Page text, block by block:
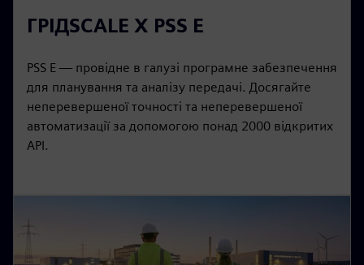
ГРІДSCALE X PSS E
PSS E — провідне в галузі програмне забезпечення
для планування та аналізу передачі. Досягайте
неперевершеної точності та неперевершеної
автоматизації за допомогою понад 2000 відкритих
API.